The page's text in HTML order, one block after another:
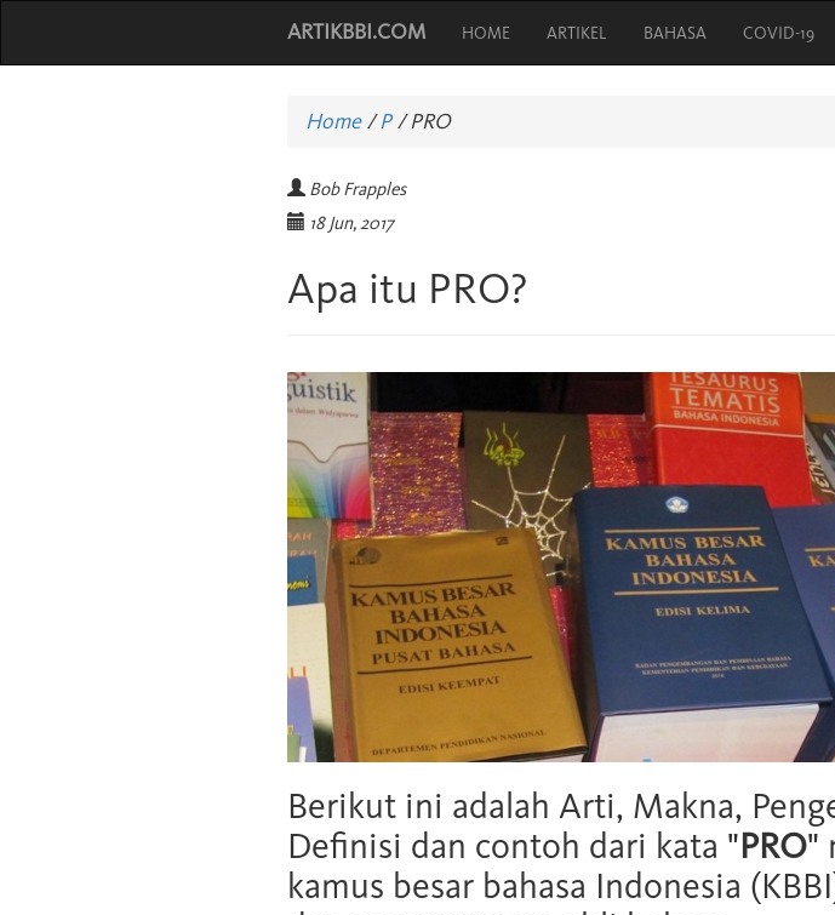
ARTIKBBI.COM HOME ARTIKEL BAHASA COVID-19
Home/P /PRO
Bob Frapples
18 Jun, 2017
Apa itu PRO?
Berikut ini adalah Arti, Makna,
Definisi dan contoh dari kata "PRO"
kamus besar bahasa Indonesia